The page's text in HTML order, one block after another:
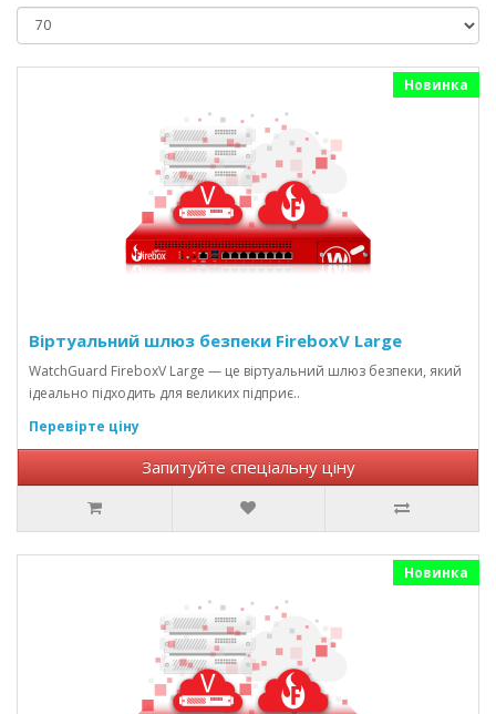
Новинка
Віртуальний шлюз безпеки FireboxV Large
WatchGuard FireboxV Large — це віртуальний шлюз безпеки, який
ідеально підходить для великих підприє..
Перевірте ціну
Запитуйте спеціальну ціну
Новинка